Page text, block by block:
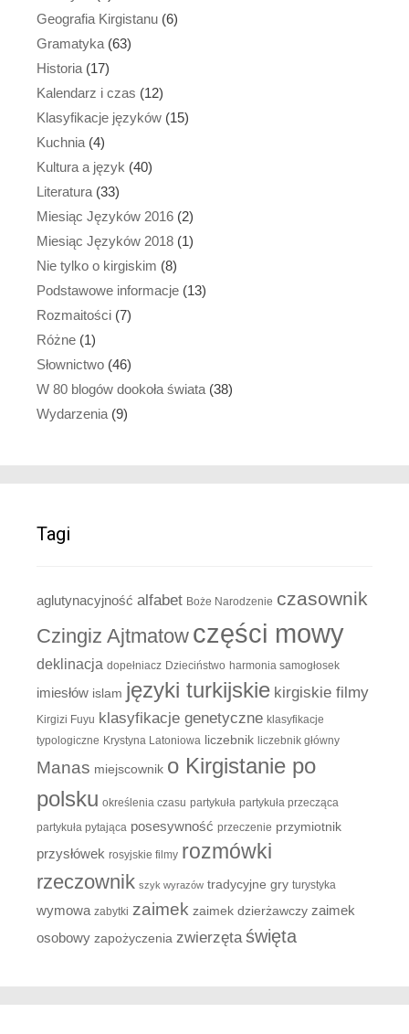
Geografia Kirgistanu (6)
Gramatyka (63)
Historia (17)
Kalendarz i czas (12)
Klasyfikacje języków (15)
Kuchnia (4)
Kultura a język (40)
Literatura (33)
Miesiąc Języków 2016 (2)
Miesiąc Języków 2018 (1)
Nie tylko o kirgiskim (8)
Podstawowe informacje (13)
Rozmaitości (7)
Różne (1)
Słownictwo (46)
W 80 blogów dookoła świata (38)
Wydarzenia (9)
Tagi
aglutynacyjność alfabet Boże Narodzenie czasownik
Czingiz Ajtmatow części mowy
deklinacja dopełniacz Dzieciństwo harmonia samogłosek
imiesłów islam języki turkijskie kirgiskie filmy
Kirgizi Fuyu klasyfikacje genetyczne klasyfikacje
typologiczne Krystyna Latoniowa liczebnik liczebnik główny
Manas miejscownik o Kirgistanie po
polsku określenia czasu partykuła partykuła przecząca
partykuła pytająca posesywność przeczenie przymiotnik
przysłówek rosyjskie filmy rozmówki
rzeczownik szyk wyrazów tradycyjne gry turystyka
wymowa zabytki zaimek zaimek dzierżawczy zaimek
osobowy zapożyczenia zwierzęta święta